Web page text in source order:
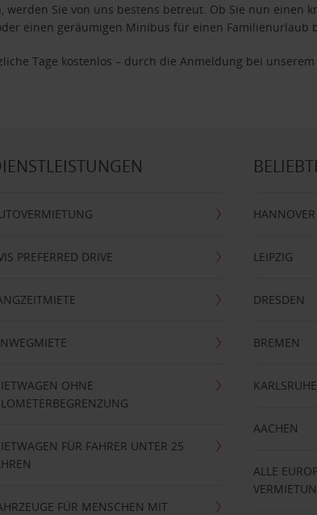
Sie von uns bestens betreut. Ob Sie nun einen
einen geräumigen Minibus für einen Familienurlaub
Tage kostenlos – durch die Anmeldung bei
PREFERRED DRIVE
OHNE
FÜR FAHRER UNTER 25
FÜR MENSCHEN MIT
HANNOVER
LEIPZIG
DRESDEN
BREMEN
KARLSRUHE
AACHEN
ALLE